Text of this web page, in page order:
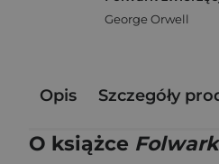
George Orwell
Opis Szczegóły
O książce